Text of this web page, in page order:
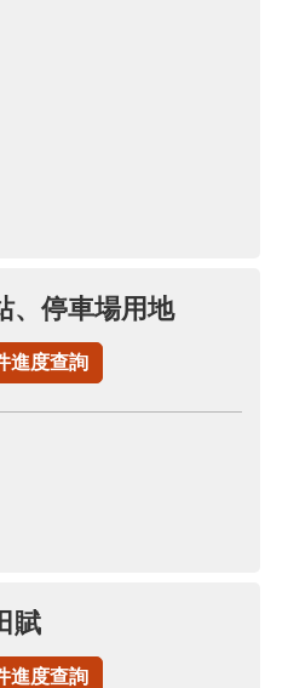
、停車場用地
進度查詢
賦
進度查詢